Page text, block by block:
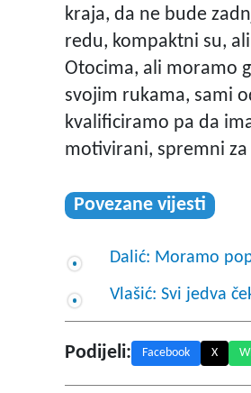
kraja, da ne bude
redu, kompaktni su,
Otocima, ali moramo
svojim rukama, sami
kvalificiramo pa da
motivirani, spremni
Povezane vijesti
Dalić: Moramo
Vlašić: Svi jedva
Podijeli: Facebook X